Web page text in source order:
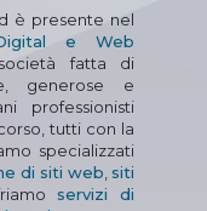
è presente nel
e Web
fatta di
generose e
professionisti
tutti con la
specializzati
di siti web siti
servizi di